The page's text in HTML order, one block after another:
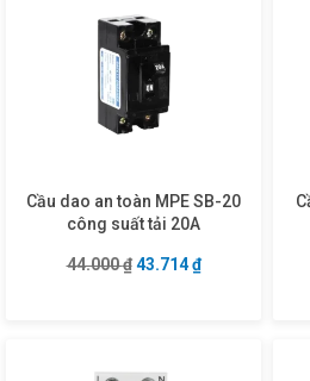
Cầu dao an toàn MPE SB-20
công suất tải 20A
44.000₫ Giá gốc là: 44.000 ₫.
43.714₫Giá hiện tại